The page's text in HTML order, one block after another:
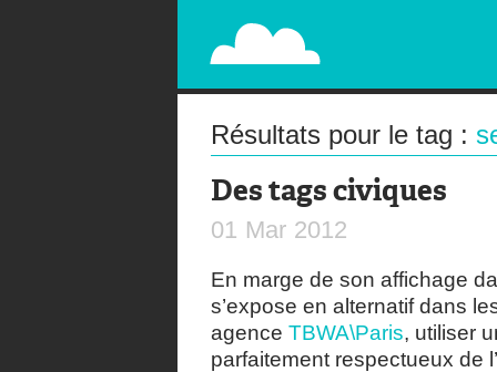
PAPERPLANE
STREET, AMBIENT, GUÉRILLA MARKETING
Résultats pour le tag :
Des tags civiques
01 Mar 2012
En marge de son affichage
s’expose en alternatif dans
agence TBWA\Paris, utiliser
parfaitement respectueux de